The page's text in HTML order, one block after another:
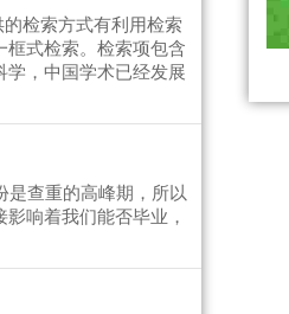
检索方式有利用检索
框式检索。检索项包含
学，中国学术已经发展
是查重的高峰期，所以
响着我们能否毕业，